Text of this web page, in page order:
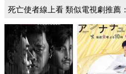
死亡使者線上看 類似電視劇推薦：